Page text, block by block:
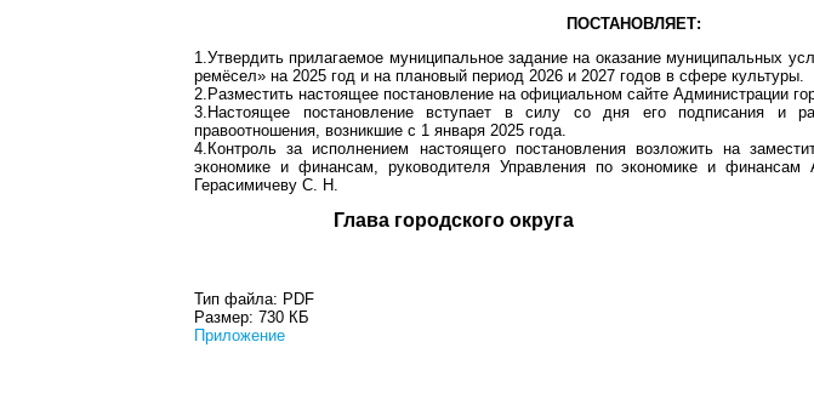
ПОСТАНОВЛЯЕТ:
1.Утвердить прилагаемое муниципальное задание на оказание муниципальных
ремёсел» на 2025 год и на плановый период 2026 и 2027 годов в сфере культуры.
2.Разместить настоящее постановление на официальном сайте Администрации
3.Настоящее постановление вступает в силу со дня его подписания и
правоотношения, возникшие с 1 января 2025 года.
4.Контроль за исполнением настоящего постановления возложить на
экономике и финансам, руководителя Управления по экономике и финансам
Герасимичеву С. Н.
Глава городского округа
Тип файла: PDF
Размер: 730 КБ
Приложение